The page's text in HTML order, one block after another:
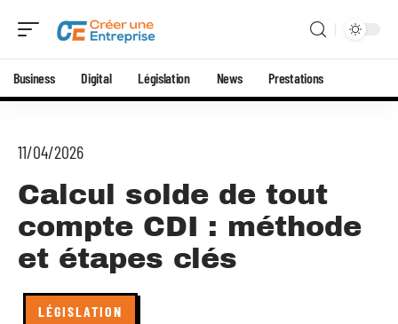
Business Digital Législation News Prestations
11/04/2026
Calcul solde de tout
compte CDI : méthode
et étapes clés
LÉGISLATION